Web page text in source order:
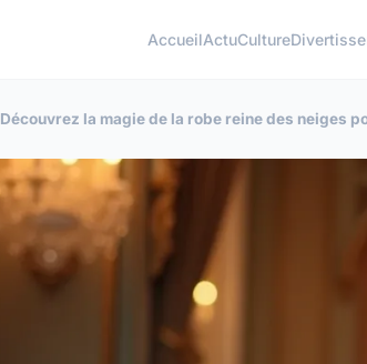
AccueilActuCulture
Découvrez la magie de la robe reine des neiges